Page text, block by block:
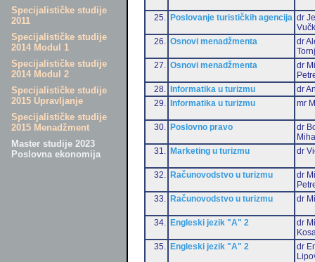
Specijalističke studije
2011
Specijalističke studije
2014 Modul 1
Specijalističke studije
2014 Modul 2
Specijalističke studije
2015 Upravljanje
Specijalističke studije
2015 Menadžment
Master studije 2023
Poslovna ekonomija
25. Poslovanje turističkih agencija dr
26.
Osnovi menadžmenta
dr
27.
Osnovi menadžmenta
dr
28.
Informatika u turizmu
dr
29.
Informatika u turizmu mr
30. Poslovno pravo
dr
31.
Marketing u turizmu dr
32. Računovodstvo u turizmu
dr
33.
Računovodstvo u turizmu dr
34. Engleski jezik "A" 2
dr
35.
Engleski jezik "A" 2
dr